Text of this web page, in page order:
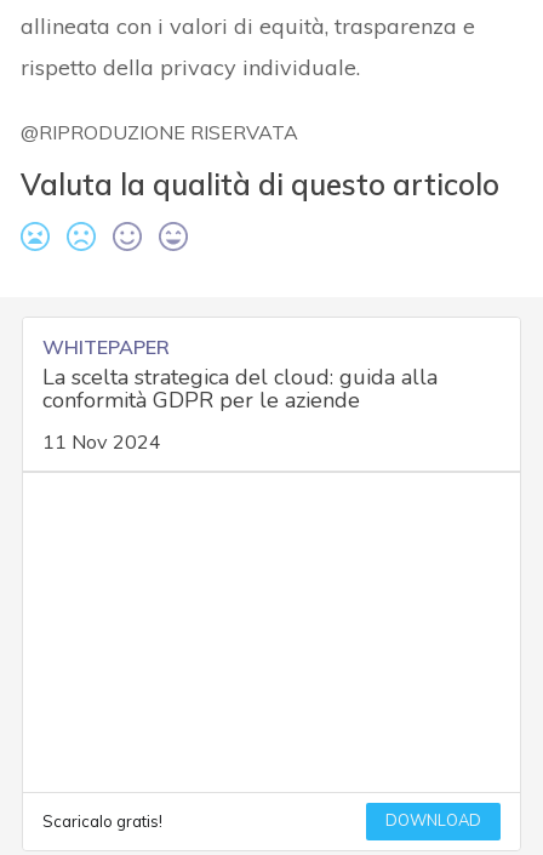
allineata con i valori di equità, trasparenza e
rispetto della privacy individuale.
@RIPRODUZIONE RISERVATA
Valuta la qualità di questo articolo
WHITEPAPER
La scelta strategica del cloud: guida alla
conformità GDPR per le aziende
11 Nov 2024
Scaricalo gratis! DOWNLOAD